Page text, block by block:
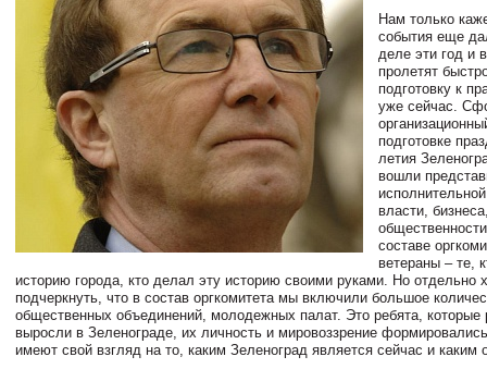
Нам только
события еще
деле эти год и
пролетят
подготовку к
уже сейчас.
подготовке
летия
вошли
власти,
составе
ветераны – те,
историю города, кто делал эту историю своими руками. Но отдельно
подчеркнуть, что в состав оргкомитета мы включили большое
общественных объединений, молодежных палат. Это ребята, которые
выросли в Зеленограде, их личность и мировоззрение
имеют свой взгляд на то, каким Зеленоград является сейчас и каким